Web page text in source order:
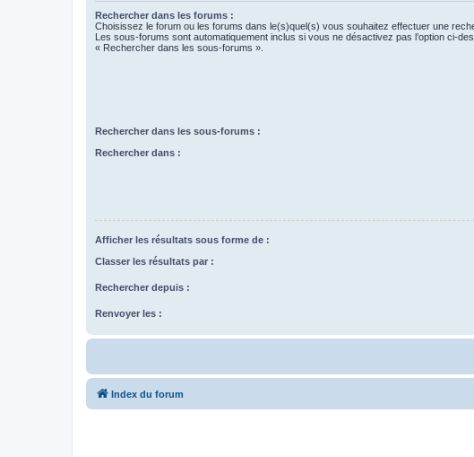
Rechercher dans les forums :
Choisissez le forum ou les forums dans le(s)quel(s) vous souhaitez effectuer une
Les sous-forums sont automatiquement inclus si vous ne désactivez pas l’option ci-
« Rechercher dans les sous-forums ».
Rechercher dans les sous-forums :
Rechercher dans :
Afficher les résultats sous forme de :
Classer les résultats par :
Rechercher depuis :
Renvoyer les :
Index du forum